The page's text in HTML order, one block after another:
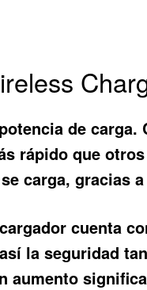
de carga.
rápido que
carga, gracias
cuenta
la seguridad
aumento